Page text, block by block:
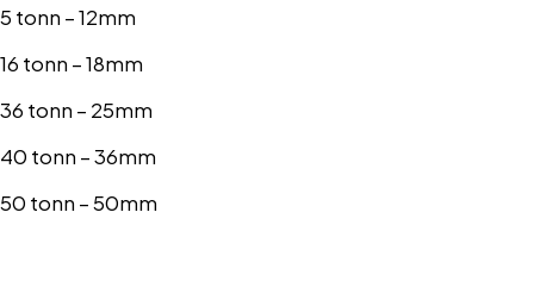
5 tonn – 12mm
16 tonn – 18mm
36 tonn – 25mm
40 tonn – 36mm
50 tonn – 50mm